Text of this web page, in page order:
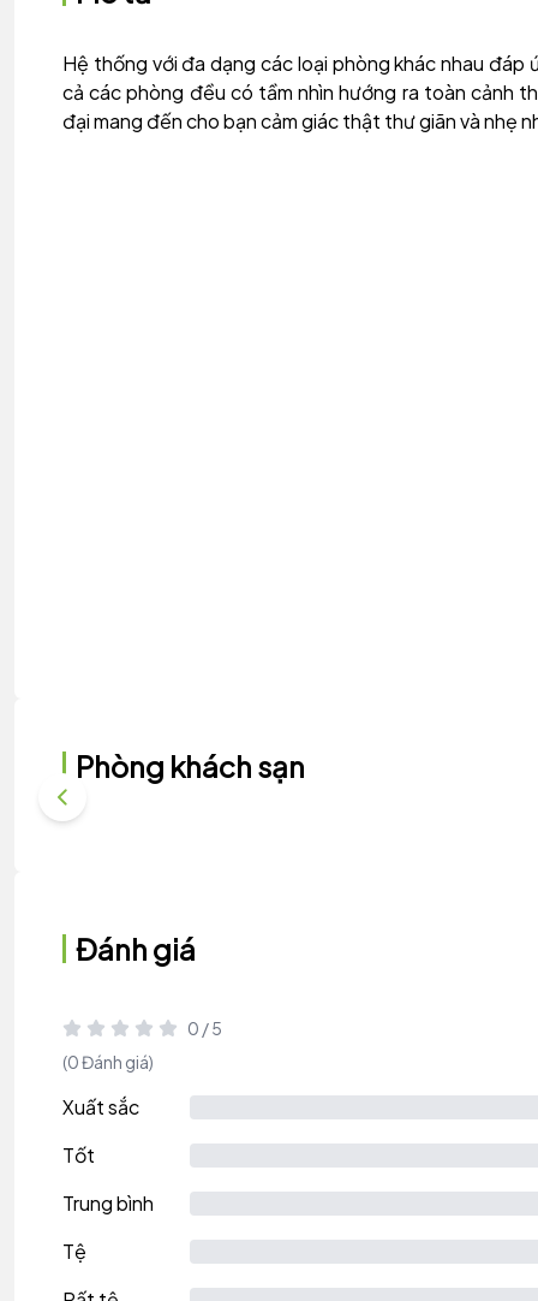
Hệ thống với đa dạng các loại phòng khác nhau đáp
cả các phòng đều có tầm nhìn hướng ra toàn cảnh
đại mang đến cho bạn cảm giác thật thư giãn và nhẹ
Phòng khách sạn
Đánh giá
0 / 5
(0 Đánh giá)
Xuất sắc
Tốt
Trung bình
Tệ